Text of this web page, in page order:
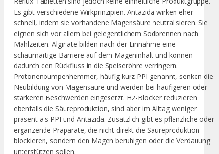
Es gibt verschiedene Wirkprinzipien. Antazida wirken eher
schnell, indem sie vorhandene Magensäure neutralisieren. Sie
eignen sich vor allem bei gelegentlichem Sodbrennen nach
Mahlzeiten. Alginate bilden nach der Einnahme eine
schaumartige Barriere auf dem Mageninhalt und können
dadurch den Rückfluss in die Speiseröhre verringern.
Protonenpumpenhemmer, häufig kurz PPI genannt, senken die
Neubildung von Magensäure und werden bei häufigeren oder
stärkeren Beschwerden eingesetzt. H2-Blocker reduzieren
ebenfalls die Säureproduktion, sind aber im Alltag weniger
präsent als PPI und Antazida. Zusätzlich gibt es pflanzliche oder
ergänzende Präparate, die nicht direkt die Säureproduktion
blockieren, sondern den Magen beruhigen oder die Verdauung
unterstützen sollen.